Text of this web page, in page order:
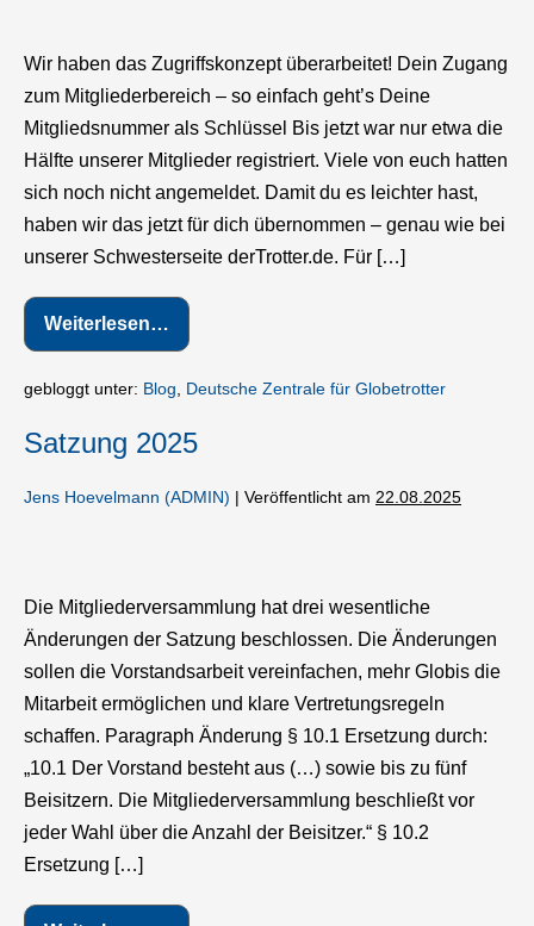
Wir haben das Zugriffskonzept überarbeitet! Dein Zugang
zum Mitgliederbereich – so einfach geht’s Deine
Mitgliedsnummer als Schlüssel Bis jetzt war nur etwa die
Hälfte unserer Mitglieder registriert. Viele von euch hatten
sich noch nicht angemeldet. Damit du es leichter hast,
haben wir das jetzt für dich übernommen – genau wie bei
unserer Schwesterseite derTrotter.de. Für […]
Weiterlesen…
Neue
Zugriffsregeln
gebloggt unter: Blog, Deutsche Zentrale für Globetrotter
Satzung 2025
Jens Hoevelmann (ADMIN) | Veröffentlicht am 22.08.2025
Die Mitgliederversammlung hat drei wesentliche
Änderungen der Satzung beschlossen. Die Änderungen
sollen die Vorstandsarbeit vereinfachen, mehr Globis die
Mitarbeit ermöglichen und klare Vertretungsregeln
schaffen. Paragraph Änderung § 10.1 Ersetzung durch:
„10.1 Der Vorstand besteht aus (…) sowie bis zu fünf
Beisitzern. Die Mitgliederversammlung beschließt vor
jeder Wahl über die Anzahl der Beisitzer.“ § 10.2
Ersetzung […]